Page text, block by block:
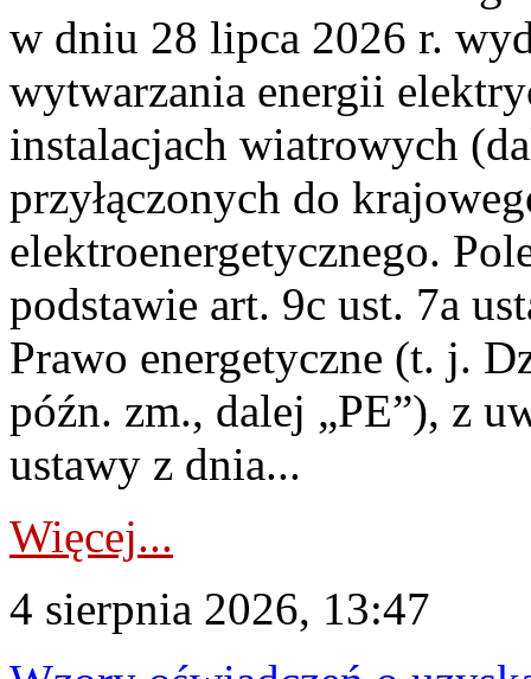
w dniu 28 lipca 2026 r.
wytwarzania energii
instalacjach wiatrowych
przyłączonych do
elektroenergetycznego.
podstawie art. 9c ust. 7a
Prawo energetyczne (t. j.
późn. zm., dalej „PE”), z
ustawy z dnia...
Więcej...
4 sierpnia 2026, 13:47